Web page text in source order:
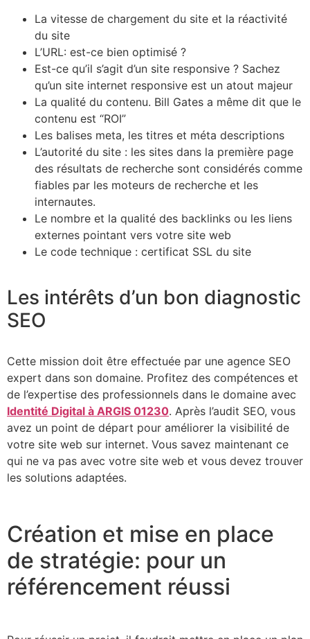
La vitesse de chargement du site et la réactivité
du site
L’URL: est-ce bien optimisé ?
Est-ce qu’il s’agit d’un site responsive ? Sachez
qu’un site internet responsive est un atout majeur
La qualité du contenu. Bill Gates a même dit que le
contenu est “ROI”
Les balises meta, les titres et méta descriptions
L’autorité du site : les sites dans la première page
des résultats de recherche sont considérés comme
fiables par les moteurs de recherche et les
internautes.
Le nombre et la qualité des backlinks ou les liens
externes pointant vers votre site web
Le code technique : certificat SSL du site
Les intérêts d’un bon diagnostic
SEO
Cette mission doit être effectuée par une agence SEO
expert dans son domaine. Profitez des compétences et
de l’expertise des professionnels dans le domaine avec
Identité Digital à ARGIS 01230. Après l’audit SEO, vous
avez un point de départ pour améliorer la visibilité de
votre site web sur internet. Vous savez maintenant ce
qui ne va pas avec votre site web et vous devez trouver
les solutions adaptées.
Création et mise en place
de stratégie: pour un
référencement réussi